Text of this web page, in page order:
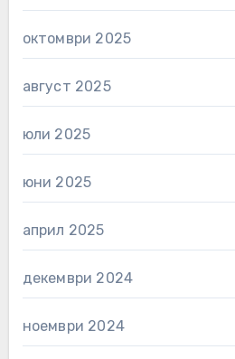
октомври 2025
август 2025
юли 2025
юни 2025
април 2025
декември 2024
ноември 2024